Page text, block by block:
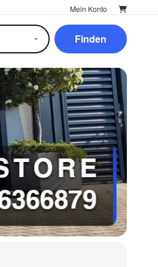
Mein Konto
Finden